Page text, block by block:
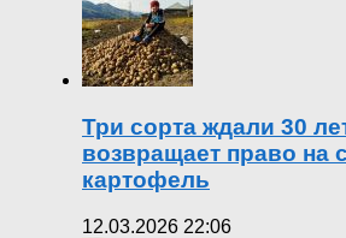
Три сорта ждали 30
возвращает право на
картофель
12.03.2026 22:06